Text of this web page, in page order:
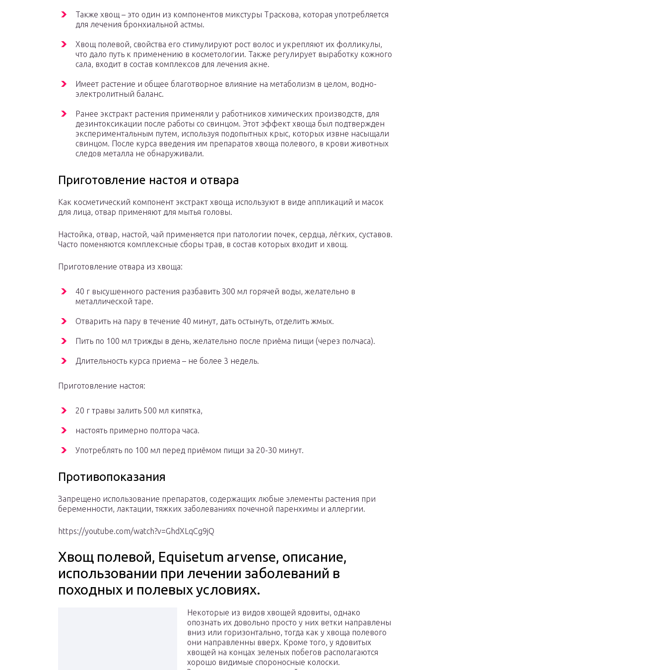
Также хвощ – это один из компонентов микстуры Траскова, которая употребляется
для лечения бронхиальной астмы.
Хвощ полевой, свойства его стимулируют рост волос и укрепляют их фолликулы,
что дало путь к применению в косметологии. Также регулирует выработку кожного
сала, входит в состав комплексов для лечения акне.
Имеет растение и общее благотворное влияние на метаболизм в целом, водно-
электролитный баланс.
Ранее экстракт растения применяли у работников химических производств, для
дезинтоксикации после работы со свинцом. Этот эффект хвоща был подтвержден
экспериментальным путем, используя подопытных крыс, которых извне насыщали
свинцом. После курса введения им препаратов хвоща полевого, в крови животных
следов металла не обнаруживали.
Приготовление настоя и отвара
Как косметический компонент экстракт хвоща используют в виде аппликаций и масок
для лица, отвар применяют для мытья головы.
Настойка, отвар, настой, чай применяется при патологии почек, сердца, лёгких, суставов.
Часто поменяются комплексные сборы трав, в состав которых входит и хвощ.
Приготовление отвара из хвоща:
40 г высушенного растения разбавить 300 мл горячей воды, желательно в
металлической таре.
Отварить на пару в течение 40 минут, дать остынуть, отделить жмых.
Пить по 100 мл трижды в день, желательно после приёма пищи (через полчаса).
Длительность курса приема – не более 3 недель.
Приготовление настоя:
20 г травы залить 500 мл кипятка,
настоять примерно полтора часа.
Употреблять по 100 мл перед приёмом пищи за 20-30 минут.
Противопоказания
Запрещено использование препаратов, содержащих любые элементы растения при
беременности, лактации, тяжких заболеваниях почечной паренхимы и аллергии.
https://youtube.com/watch?v=GhdXLqCg9jQ
Хвощ полевой, Equisetum arvense, описание,
использовании при лечении заболеваний в
походных и полевых условиях.
Некоторые из видов хвощей ядовиты, однако
опознать их довольно просто у них ветки направлены
вниз или горизонтально, тогда как у хвоща полевого
они направленны вверх. Кроме того, у ядовитых
хвощей на концах зеленых побегов располагаются
хорошо видимые спороносные колоски.